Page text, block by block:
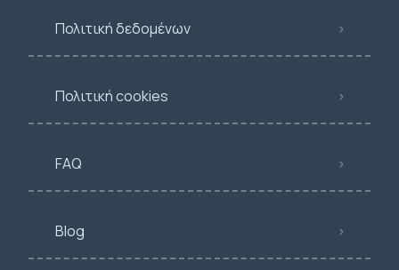
Πολιτική δεδομένων
Πολιτική cookies
FAQ
Blog